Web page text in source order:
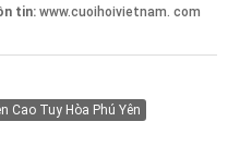
tin: www.cuoihoivietnam. com
Cao Tuy Hòa Phú Yên